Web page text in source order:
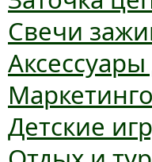
Свечи
Детские